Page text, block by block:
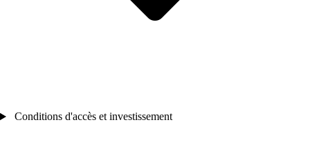
Conditions d'accès et investissement